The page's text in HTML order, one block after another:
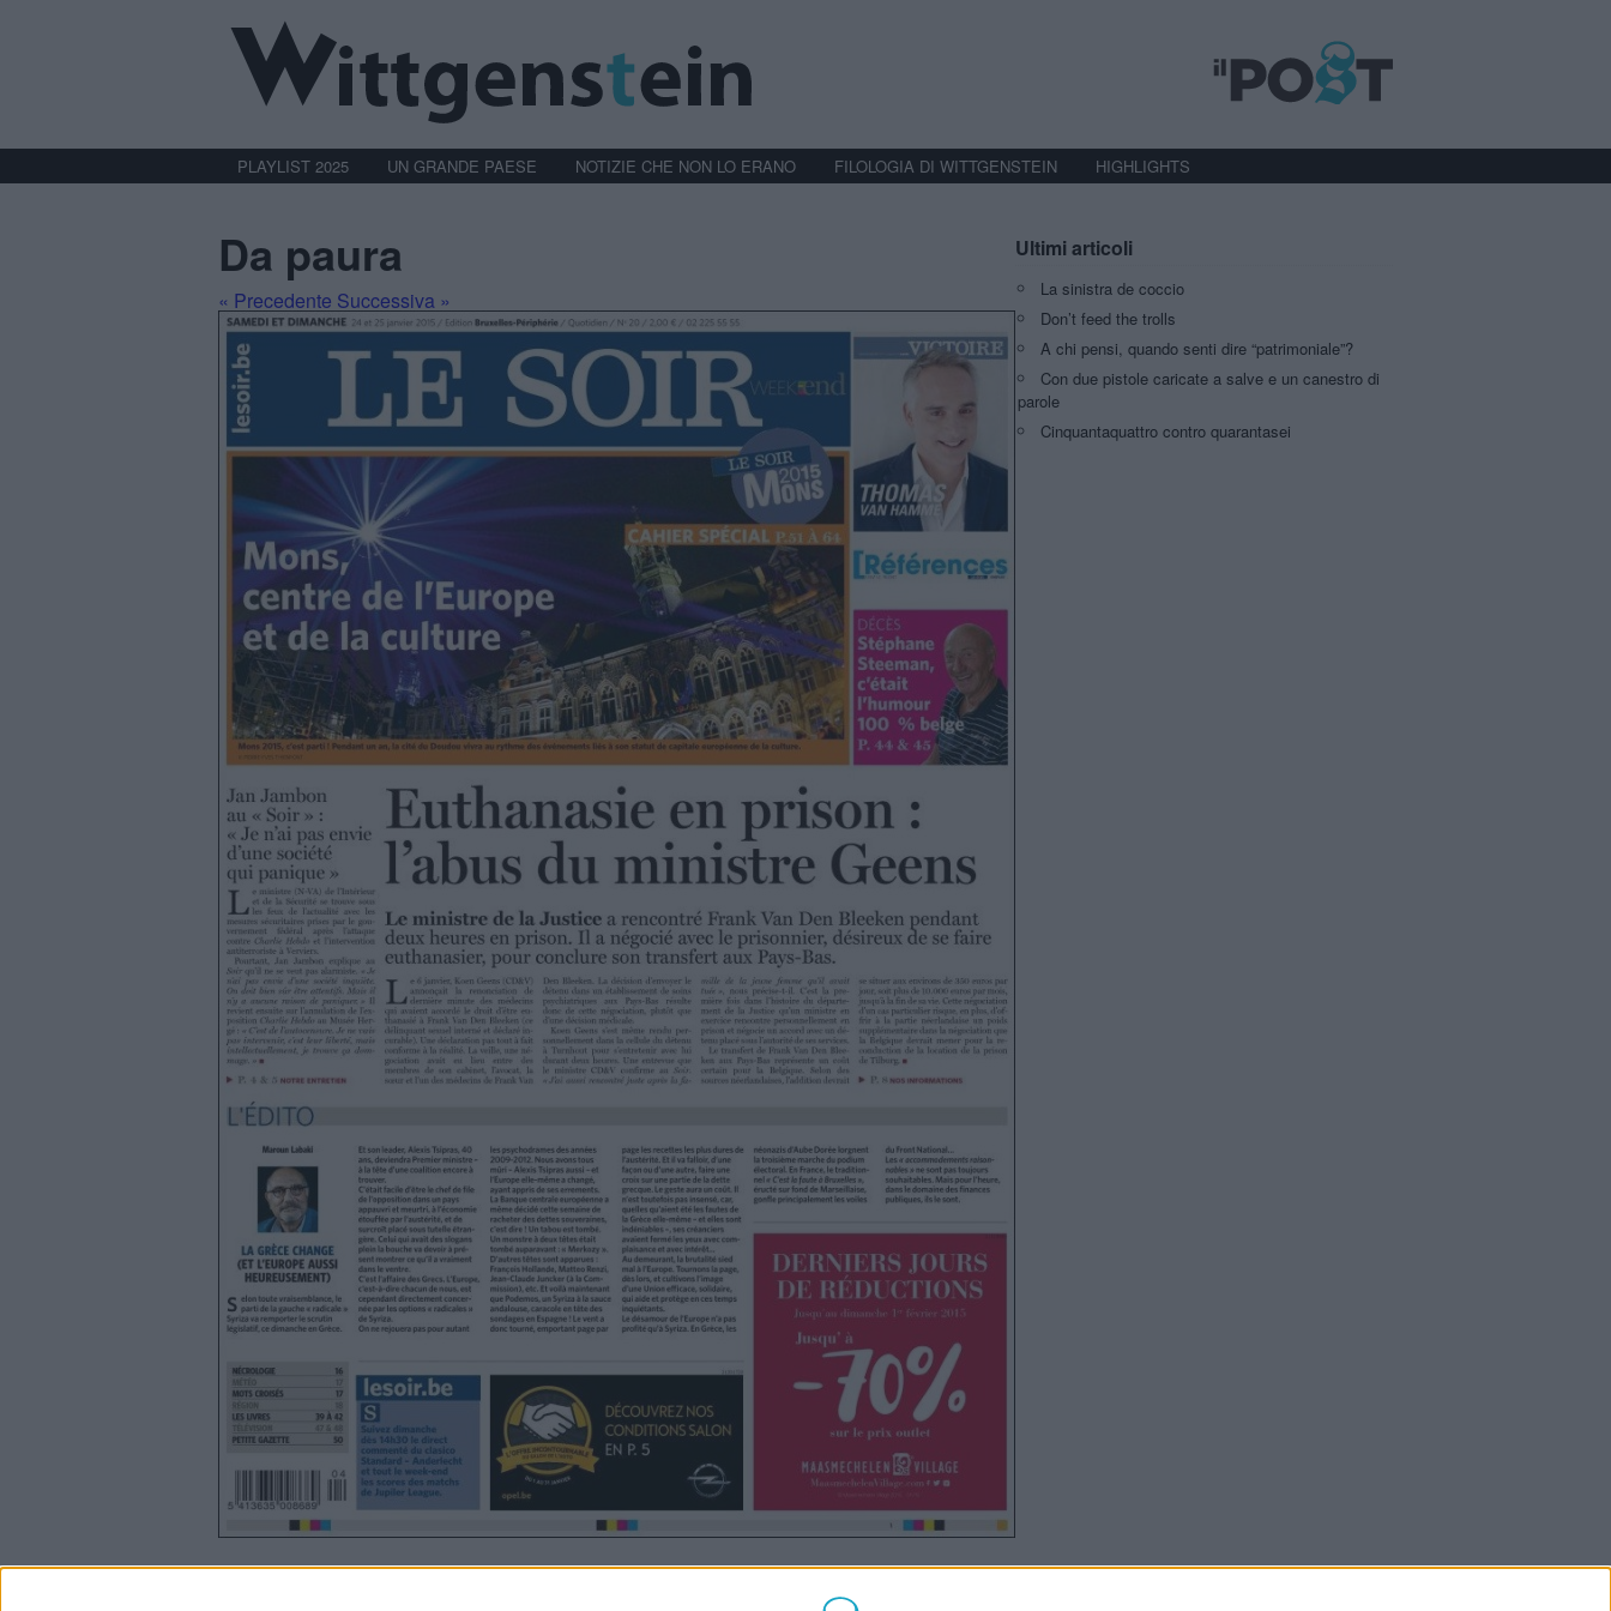
PLAYLIST 2025 UN GRANDE PAESE NOTIZIE CHE NON LO ERANO FILOLOGIA DI WITTGENSTEIN HIGHLIGHTS
Da paura
« Precedente Successiva »
Ultimi articoli
La sinistra de coccio
Don’t feed the trolls
A chi pensi, quando senti dire “patrimoniale”?
Con due pistole caricate a salve e un canestro di
parole
Cinquantaquattro contro quarantasei